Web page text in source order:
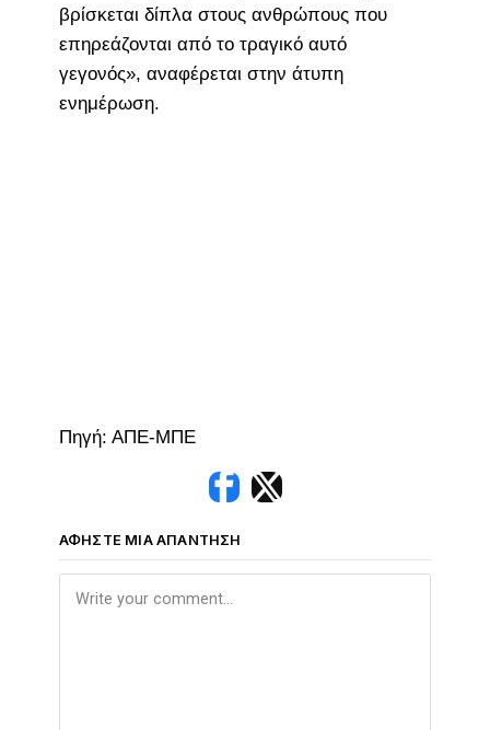
βρίσκεται δίπλα στους ανθρώπους που
επηρεάζονται από το τραγικό αυτό
γεγονός», αναφέρεται στην άτυπη
ενημέρωση.
Πηγή: ΑΠΕ-ΜΠΕ
ΑΦΉΣΤΕ ΜΙΑ ΑΠΆΝΤΗΣΗ